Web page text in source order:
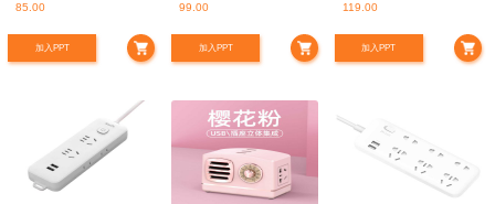
85.00
加入PPT
99.00
加入PPT
119.00
加入PPT